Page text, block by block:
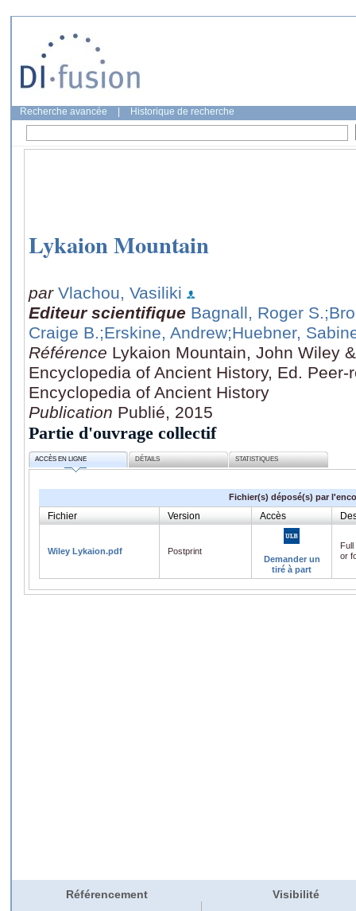
Recherche avancée Historique de recherche
Lykaion Mountain
par Vlachou, Vasiliki
Editeur scientifique Bagnall, Roger S.
Craige B.;Erskine, Andrew;Huebner,
Référence Lykaion Mountain, John Wiley
Encyclopedia of Ancient History, Ed. Peer-
Encyclopedia of Ancient History
Publication Publié, 2015
Partie d'ouvrage collectif
ACCÈS EN LIGNE DÉTAILS STATISTIQUES
Fichier(s) déposé(s) par
Fichier Version Accès
Wiley Lykaion.pdf
Postprint
Demander un
tiré à part
or
Référencement Visibilité